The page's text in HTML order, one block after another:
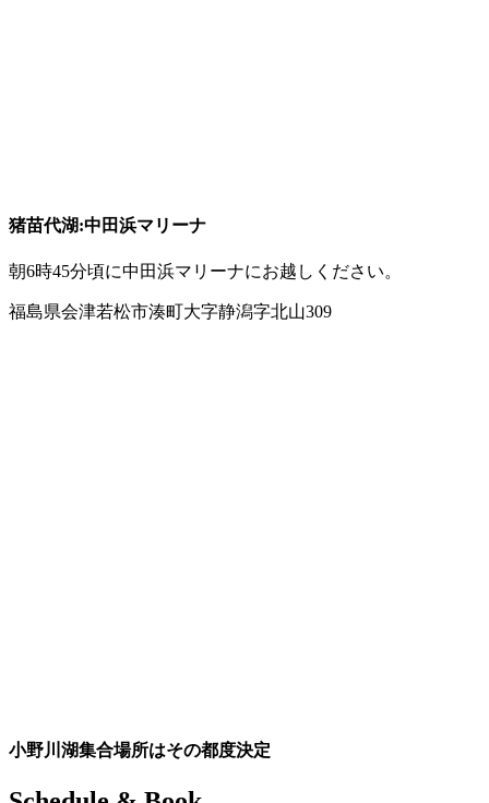
猪苗代湖:中田浜マリーナ
朝6時45分頃に中田浜マリーナにお越しください。
福島県会津若松市湊町大字静潟字北山309
小野川湖集合場所はその都度決定